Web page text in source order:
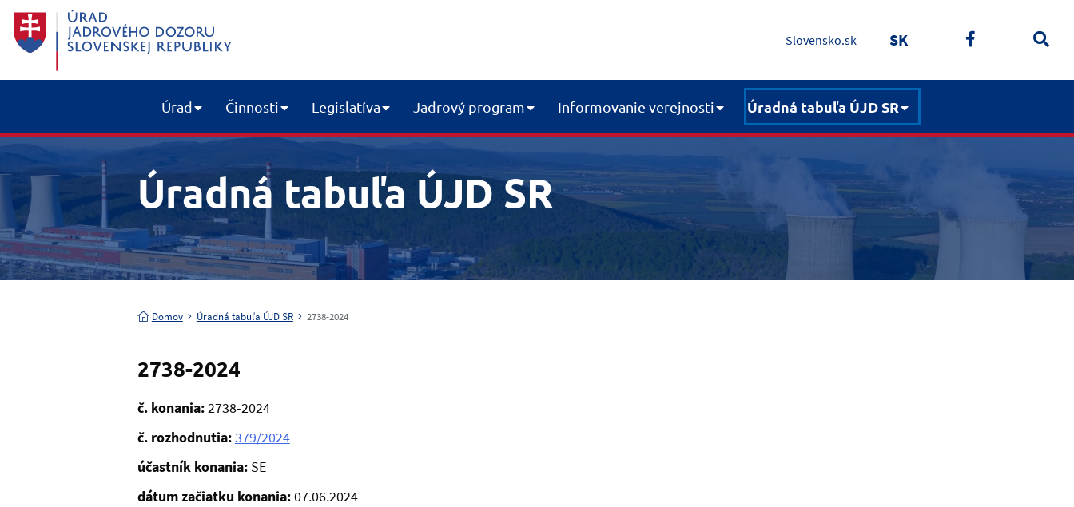
Slovensko.sk SK
Úrad Činnosti Legislatíva Jadrový program Informovanie verejnosti Úradná tabuľa ÚJD SR
Úradná tabuľa ÚJD SR
Domov Úradná tabuľa ÚJD SR 2738-2024
2738-2024
č. konania:2738-2024
č. rozhodnutia:379/2024
účastník konania: SE
dátum začiatku konania:07.06.2024